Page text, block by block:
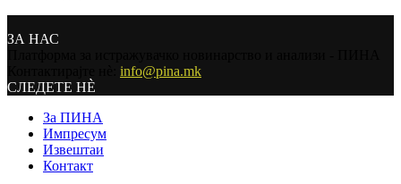
ЗА НАС
info@pina.mk
СЛЕДЕТЕ НЀ
За ПИНА
Импресум
Извештаи
Контакт